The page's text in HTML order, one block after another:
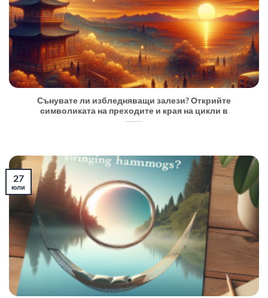
Сънувате ли избледняващи залези? Открийте
символиката на преходите и края на цикли в
27
юли